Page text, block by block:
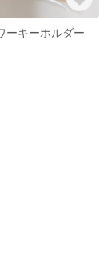
ーキーホルダー